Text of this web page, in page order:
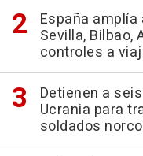
España
Sevilla, Bilbao,
controles a
Detienen a
Ucrania para
soldados